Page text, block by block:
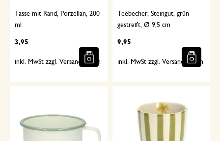
Tasse mit Rand, Porzellan, 200
ml
3,95
inkl. MwSt zzgl. Versandkosten
Teebecher, Steingut, grün
gestreift, Ø 9,5 cm
9,95
inkl. MwSt zzgl. Versandkosten